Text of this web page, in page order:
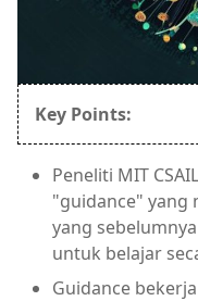
Key Points:
Peneliti MIT
"guidance" yang
yang
untuk belajar
Guidance